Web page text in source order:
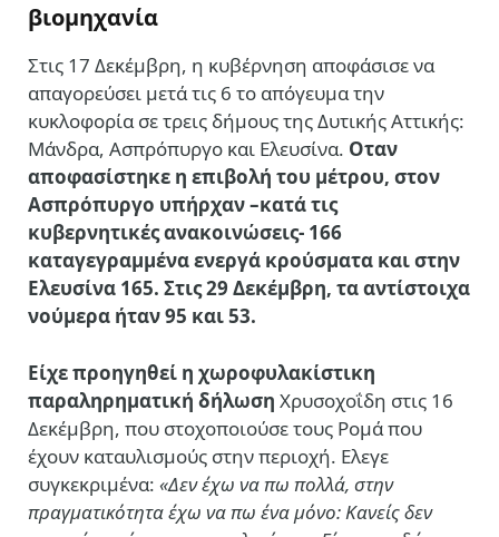
βιομηχανία
Στις 17 Δεκέμβρη, η κυβέρνηση αποφάσισε να
απαγορεύσει μετά τις 6 το απόγευμα την
κυκλοφορία σε τρεις δήμους της Δυτικής Αττικής:
Μάνδρα, Ασπρόπυργο και Ελευσίνα. Οταν
αποφασίστηκε η επιβολή του μέτρου, στον
Ασπρόπυργο υπήρχαν –κατά τις
κυβερνητικές ανακοινώσεις- 166
καταγεγραμμένα ενεργά κρούσματα και στην
Ελευσίνα 165. Στις 29 Δεκέμβρη, τα αντίστοιχα
νούμερα ήταν 95 και 53.
Είχε προηγηθεί η χωροφυλακίστικη
παραληρηματική δήλωση Χρυσοχοΐδη στις 16
Δεκέμβρη, που στοχοποιούσε τους Ρομά που
έχουν καταυλισμούς στην περιοχή. Ελεγε
συγκεκριμένα: «Δεν έχω να πω πολλά, στην
πραγματικότητα έχω να πω ένα μόνο: Κανείς δεν